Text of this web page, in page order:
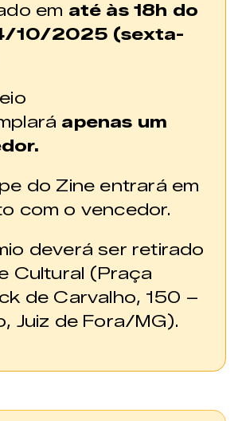
em até às 18h do
10/2025 (sexta-
apenas um
do Zine entrará em
com o vencedor.
deverá ser retirado
Cultural (Praça
de Carvalho, 150 –
Juiz de Fora/MG).